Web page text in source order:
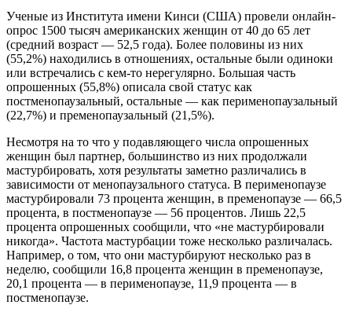
Ученые из Института имени Кинси (США) провели онлайн-
опрос 1500 тысяч американских женщин от 40 до 65 лет
(средний возраст — 52,5 года). Более половины из них
(55,2%) находились в отношениях, остальные были одиноки
или встречались с кем-то нерегулярно. Большая часть
опрошенных (55,8%) описала свой статус как
постменопаузальный, остальные — как перименопаузальный
(22,7%) и пременопаузальный (21,5%).
Несмотря на то что у подавляющего числа опрошенных
женщин был партнер, большинство из них продолжали
мастурбировать, хотя результаты заметно различались в
зависимости от менопаузального статуса. В перименопаузе
мастурбировали 73 процента женщин, в пременопаузе — 66,5
процента, в постменопаузе — 56 процентов. Лишь 22,5
процента опрошенных сообщили, что «не мастурбировали
никогда». Частота мастурбации тоже несколько различалась.
Например, о том, что они мастурбируют несколько раз в
неделю, сообщили 16,8 процента женщин в пременопаузе,
20,1 процента — в перименопаузе, 11,9 процента — в
постменопаузе.